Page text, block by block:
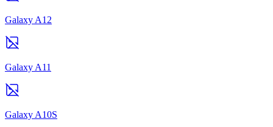
Galaxy A12
Galaxy A11
Galaxy A10S